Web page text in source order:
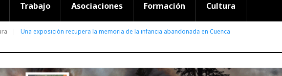
Trabajo Asociaciones Formación Cultura
Una exposición recupera la memoria de la infancia abandonada en Cuenca